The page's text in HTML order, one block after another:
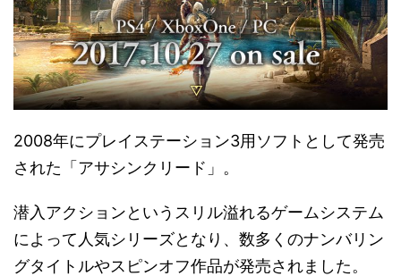
2008年にプレイステーション3用ソフトとして発売
された「アサシンクリード」。
潜入アクションというスリル溢れるゲームシステム
によって人気シリーズとなり、数多くのナンバリン
グタイトルやスピンオフ作品が発売されました。